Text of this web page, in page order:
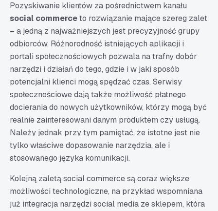
Pozyskiwanie klientów za pośrednictwem kanału
social commerceto rozwiązanie mające szereg zalet
– a jedną z najważniejszych jest precyzyjność grupy
odbiorców. Różnorodność istniejących aplikacji i
portali społecznościowych pozwala na trafny dobór
narzędzi i działań do tego, gdzie i w jaki sposób
potencjalni klienci mogą spędzać czas. Serwisy
społecznościowe dają także możliwość płatnego
docierania do nowych użytkowników, którzy mogą być
realnie zainteresowani danym produktem czy usługą.
Należy jednak przy tym pamiętać, że istotne jest nie
tylko właściwe dopasowanie narzędzia, ale i
stosowanego języka komunikacji.
Kolejną zaletą social commerce są coraz większe
możliwości technologiczne, na przykład wspomniana
już integracja narzędzi social media ze sklepem, która